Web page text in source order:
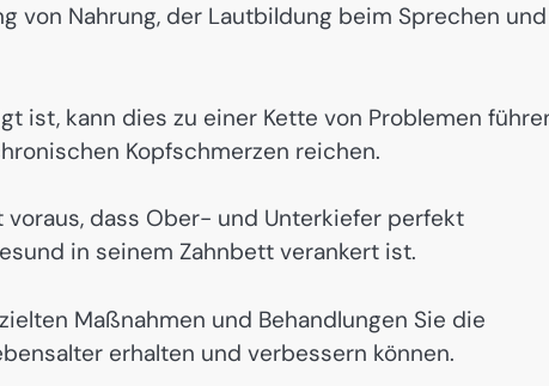
von Nahrung, der Lautbildung beim Sprechen und
ist, kann dies zu einer Kette von Problemen
Kopfschmerzen reichen.
dass Ober- und Unterkiefer perfekt
in seinem Zahnbett verankert ist.
Maßnahmen und Behandlungen Sie die
erhalten und verbessern können.